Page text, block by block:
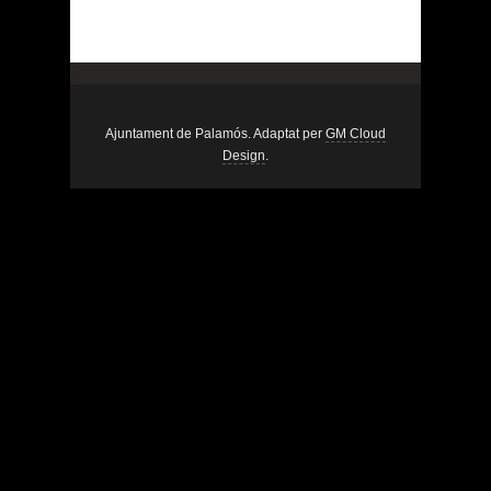
Ajuntament de Palamós. Adaptat per GM Cloud
Design.